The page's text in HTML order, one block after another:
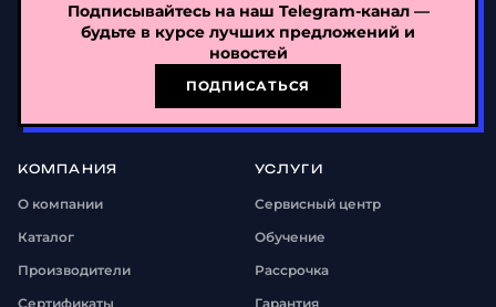
Подписывайтесь на наш Telegram-канал —
будьте в курсе лучших предложений и
новостей
ПОДПИСАТЬСЯ
КОМПАНИЯ
О компании
Каталог
Производители
Сертификаты
УСЛУГИ
Сервисный центр
Обучение
Рассрочка
Гарантия